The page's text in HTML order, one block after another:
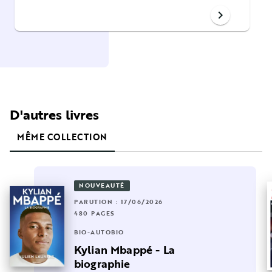
chevron_right
D'autres livres
MÊME COLLECTION
NOUVEAUTÉ
PARUTION : 17/06/2026
480 PAGES
BIO-AUTOBIO
Kylian Mbappé - La
biographie